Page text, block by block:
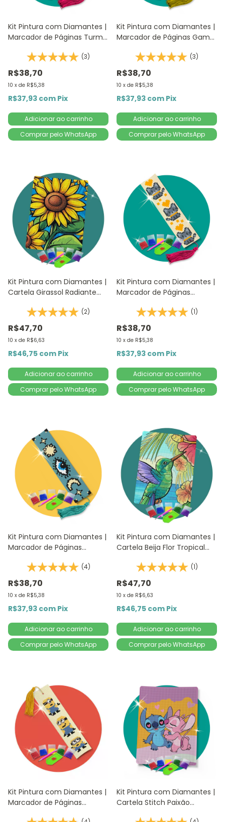
Kit Pintura com Diamantes |
Marcador de Páginas Turma
Diamante Redondo |
Diamond Painting DIY
(3)
R$38,70
10 x de R$5,38
R$37,93 com Pix
Comprar pelo WhatsApp
Kit Pintura com Diamantes |
Marcador de Páginas Game
Redondo | Diamond Painting
(3)
R$38,70
10 x de R$5,38
R$37,93 com Pix
Comprar pelo WhatsApp
Kit Pintura com Diamantes |
Cartela Girassol Radiante
Redondo | Diamond Painting
5D D
(2)
R$47,70
10 x de R$6,63
R$46,75 com Pix
Comprar pelo WhatsApp
Kit Pintura com Diamantes |
Marcador de Páginas
Diamante Redondo |
Diamond Painting 5D DIY
(1)
R$38,70
10 x de R$5,38
R$37,93 com Pix
Comprar pelo WhatsApp
Kit Pintura com Diamantes |
Marcador de Páginas
Diamante Redondo |
Diamond Painting
(4)
R$38,70
10 x de R$5,38
R$37,93 com Pix
Comprar pelo WhatsApp
Kit Pintura com Diamantes |
Cartela Beija Flor Tropical
Redondo | Diamond Painting
5D D
(1)
R$47,70
10 x de R$6,63
R$46,75 com Pix
Comprar pelo WhatsApp
Kit Pintura com Diamantes |
Marcador de Páginas
Kit Pintura com Diamantes |
Cartela Stitch Paixão